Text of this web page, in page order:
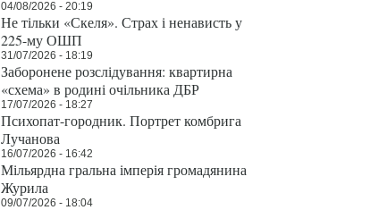
04/08/2026 - 20:19
Не тільки «Скеля». Страх і ненависть у
225-му ОШП
31/07/2026 - 18:19
Заборонене розслідування: квартирна
«схема» в родині очільника ДБР
17/07/2026 - 18:27
Психопат-городник. Портрет комбрига
Лучанова
16/07/2026 - 16:42
Мільярдна гральна імперія громадянина
Журила
09/07/2026 - 18:04